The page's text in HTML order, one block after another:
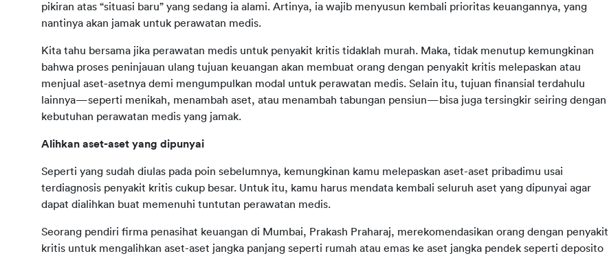
pikiran atas “situasi baru” yang sedang ia alami. Artinya, ia wajib menyusun kembali prioritas keuangannya, yang
nantinya akan jamak untuk perawatan medis.
Kita tahu bersama jika perawatan medis untuk penyakit kritis tidaklah murah. Maka, tidak menutup kemungkinan
bahwa proses peninjauan ulang tujuan keuangan akan membuat orang dengan penyakit kritis melepaskan atau
menjual aset-asetnya demi mengumpulkan modal untuk perawatan medis. Selain itu, tujuan finansial terdahulu
lainnya—seperti menikah, menambah aset, atau menambah tabungan pensiun—bisa juga tersingkir seiring dengan
kebutuhan perawatan medis yang jamak.
Alihkan aset-aset yang dipunyai
Seperti yang sudah diulas pada poin sebelumnya, kemungkinan kamu melepaskan aset-aset pribadimu usai
terdiagnosis penyakit kritis cukup besar. Untuk itu, kamu harus mendata kembali seluruh aset yang dipunyai agar
dapat dialihkan buat memenuhi tuntutan perawatan medis.
Seorang pendiri firma penasihat keuangan di Mumbai, Prakash Praharaj, merekomendasikan orang dengan penyakit
kritis untuk mengalihkan aset-aset jangka panjang seperti rumah atau emas ke aset jangka pendek seperti deposito